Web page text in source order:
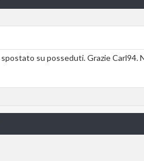
su posseduti. Grazie Carl94.